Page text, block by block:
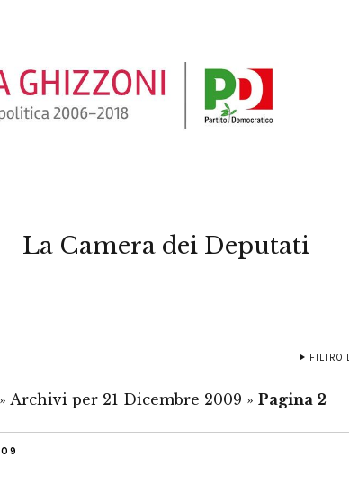
La Camera dei Deputati
FILTRO
» Archivi per 21 Dicembre 2009 » Pagina 2